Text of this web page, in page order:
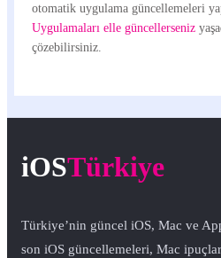
otomatik uygulama güncellemeleri
Uygulamaları elle güncellerseniz
çözebilirsiniz.
iOSTürkiye
Türkiye’nin güncel iOS, Mac ve
son iOS güncellemeleri, Mac